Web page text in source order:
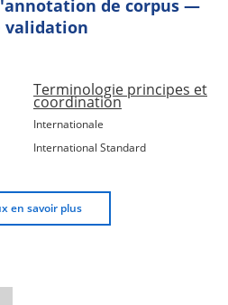
de corpus —
validation
Terminologie principes et
coordination
Internationale
International Standard
en savoir plus